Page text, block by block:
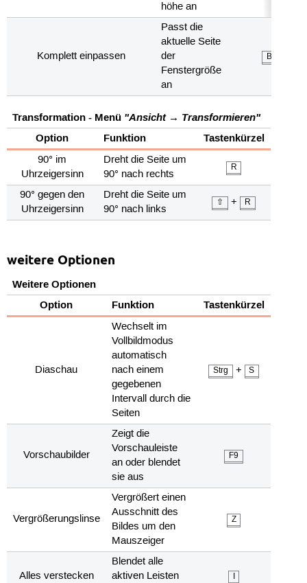
höhe an
Komplett einpassen
Passt die
aktuelle Seite
der
Fenstergröße
an
B
Transformation - Menü "Ansicht → Transformieren"
Option
Funktion Tastenkürzel
90° im
Uhrzeigersinn
Dreht die Seite um
90° nach rechts
R
90° gegen den
Uhrzeigersinn
Dreht die Seite um
90° nach links
⇧ + R
weitere Optionen
Weitere Optionen
Option
Funktion Tastenkürzel
Diaschau
Wechselt im
Vollbildmodus
automatisch
nach einem
gegebenen
Intervall durch die
Seiten
Strg + S
Vorschaubilder
Zeigt die
Vorschauleiste
an oder blendet
sie aus
F9
Vergrößerungslinse
Vergrößert einen
Ausschnitt des
Bildes um den
Mauszeiger
Z
Alles verstecken
Blendet alle
aktiven Leisten